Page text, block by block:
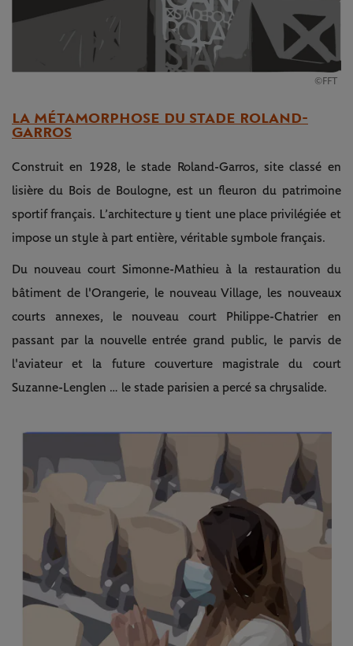
©FFT
LA MÉTAMORPHOSE DU STADE ROLAND-
GARROS
Construit en 1928, le stade Roland-Garros, site classé en
lisière du Bois de Boulogne, est un fleuron du patrimoine
sportif français. L’architecture y tient une place privilégiée et
impose un style à part entière, véritable symbole français.
Du nouveau court Simonne-Mathieu à la restauration du
bâtiment de l'Orangerie, le nouveau Village, les nouveaux
courts annexes, le nouveau court Philippe-Chatrier en
passant par la nouvelle entrée grand public, le parvis de
l'aviateur et la future couverture magistrale du court
Suzanne-Lenglen … le stade parisien a percé sa chrysalide.